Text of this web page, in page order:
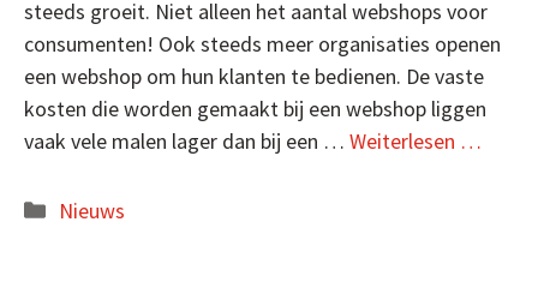
steeds groeit. Niet alleen het aantal webshops voor
consumenten! Ook steeds meer organisaties openen
een webshop om hun klanten te bedienen. De vaste
kosten die worden gemaakt bij een webshop liggen
vaak vele malen lager dan bij een … Weiterlesen …
Kategorien
Nieuws